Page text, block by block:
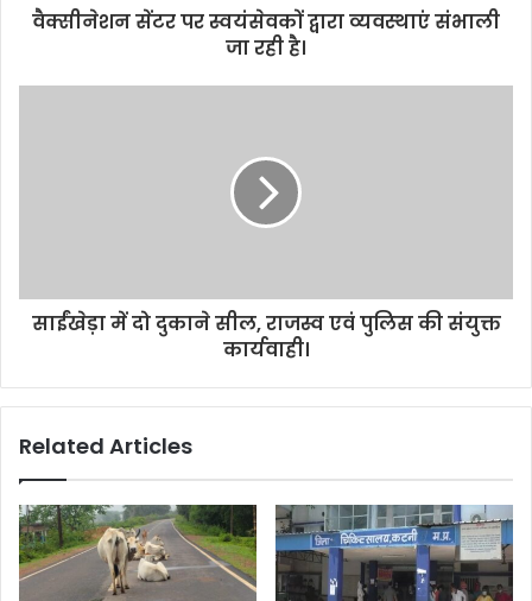
वैक्सीनेशन सेंटर पर स्वयंसेवकों द्वारा व्यवस्थाएं संभाली
जा रही है।
साईंखेड़ा में दो दुकाने सील, राजस्व एवं पुलिस की संयुक्त
कार्यवाही।
Related Articles